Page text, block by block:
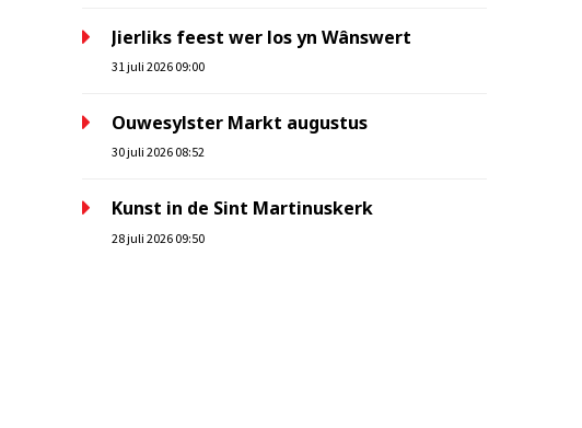
Jierliks feest wer los yn Wânswert
31 juli 2026 09:00
Ouwesylster Markt augustus
30 juli 2026 08:52
Kunst in de Sint Martinuskerk
28 juli 2026 09:50